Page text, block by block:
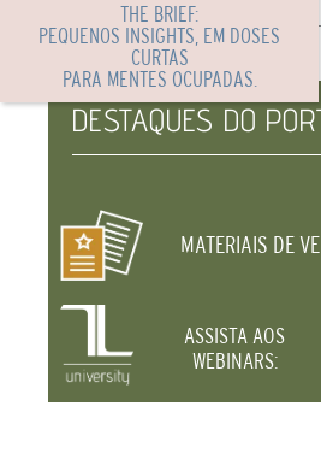
DESTAQUES DO
MATERIAIS DE
ASSISTA AOS
WEBINARS:
THE BRIEF:
PEQUENOS INSIGHTS, EM DOSES
CURTAS
PARA MENTES OCUPADAS.